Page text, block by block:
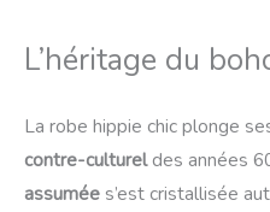
L’héritage du
La robe hippie chic plonge
contre-cultureldes années
assumée s’est cristallisée